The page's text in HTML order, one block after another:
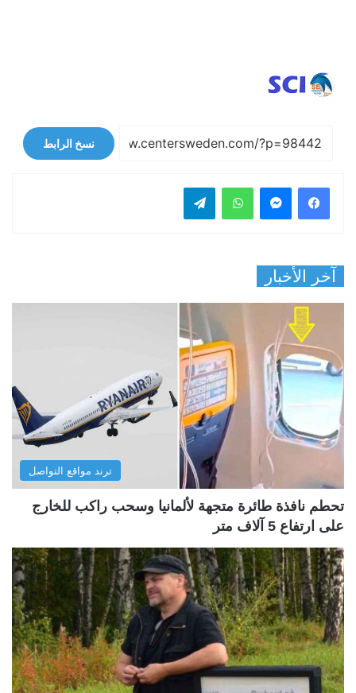
نسخ الرابط
فيسبوك واتساب
آخر الأخبار
ترند مواقع التواصل
تحطم نافذة طائرة متجهة لألمانيا وسحب راكب للخارج
على ارتفاع 5 آلاف متر